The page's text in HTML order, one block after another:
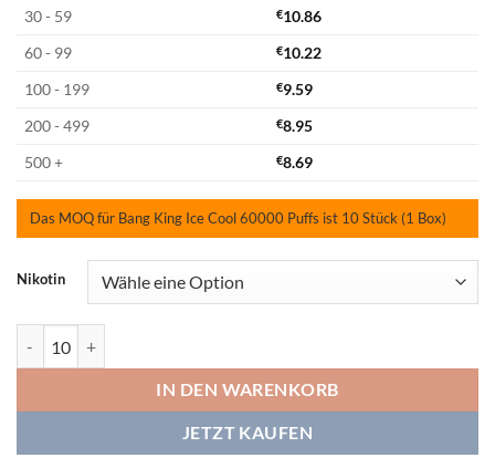
30 - 59
€10.86
60 - 99
€10.22
100 - 199
€9.59
200 - 499
€8.95
500 +
€8.69
Das MOQ für Bang King Ice Cool 60000 Puffs ist 10 Stück (1 Box)
Nikotin
IN DEN WARENKORB
JETZT KAUFEN